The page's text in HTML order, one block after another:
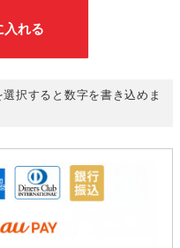
入れる
択すると数字を書き込めま